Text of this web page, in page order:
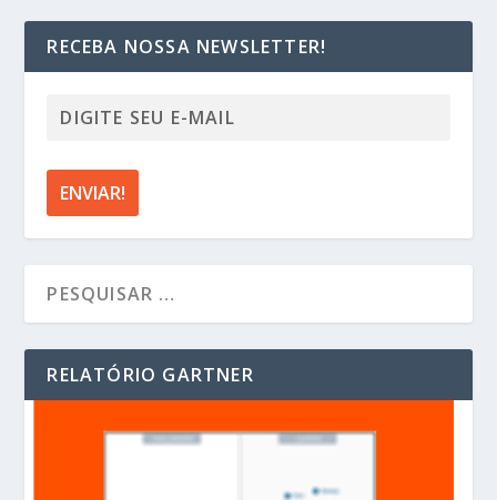
RECEBA NOSSA NEWSLETTER!
RELATÓRIO GARTNER